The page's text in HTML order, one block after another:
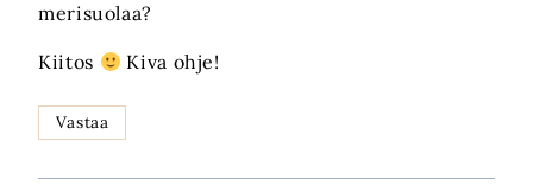
merisuolaa?
Kiitos Kiva ohje!
Vastaa